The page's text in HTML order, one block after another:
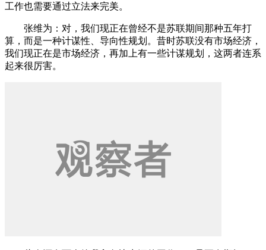
工作也需要通过立法来完美。
张维为：对，我们现正在曾经不是苏联期间那种五年打
算，而是一种计谋性、导向性规划。昔时苏联没有市场经济，
我们现正在是市场经济，再加上有一些计谋规划，这两者连系
起来很厉害。